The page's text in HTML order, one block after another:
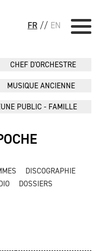
FR // EN
CHEF D'ORCHESTRE
MUSIQUE ANCIENNE
PUBLIC - FAMILLE
DISCOGRAPHIE
DOSSIERS